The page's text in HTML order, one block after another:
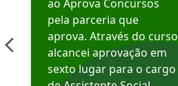
ao Aprova Concursos
pela parceria que
aprova. Através do curso
alcancei aprovação em
sexto lugar para o cargo